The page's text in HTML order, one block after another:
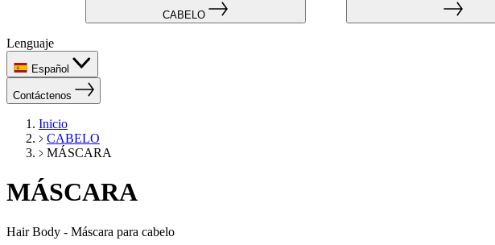
CABELO
Lenguaje
Español
Contáctenos
Inicio
CABELO
MÁSCARA
MÁSCARA
Hair Body - Máscara para cabelo